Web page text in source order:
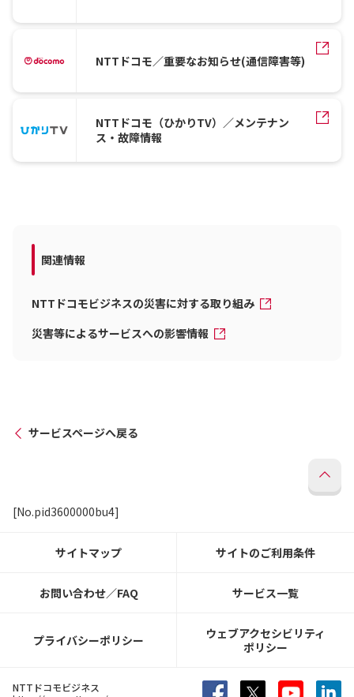
NTTドコモ／重要なお知らせ(通信障害等)
NTTドコモ（ひかりTV）／メンテナン
ス・故障情報
関連情報
NTTドコモビジネスの災害に対する取り組み
災害等によるサービスへの影響情報
サービスページへ戻る
[No.pid3600000bu4]
サイトマップ サイトのご利用条件
お問い合わせ／FAQ サービス一覧
プライバシーポリシー
ウェブアクセシビリティ
ポリシー
NTTドコモビジネス